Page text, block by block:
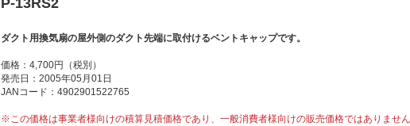
P-13RS2
ダクト用換気扇の屋外側のダクト先端に取付けるベントキャップです。
価格：4,700円（税別）
発売日：2005年05月01日
JANコード：4902901522765
※この価格は事業者様向けの積算見積価格であり、一般消費者様向けの販売価格ではありませ